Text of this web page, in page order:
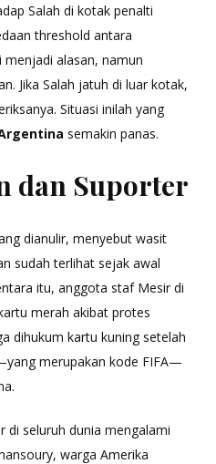
Salah di kotak penalti
threshold antara
menjadi alasan, namun
Jika Salah jatuh di luar kotak,
Situasi inilah yang
semakin panas.
dan Suporter
dianulir, menyebut wasit
sudah terlihat sejak awal
itu, anggota staf Mesir di
merah akibat protes
dihukum kartu kuning setelah
merupakan kode FIFA—
di seluruh dunia mengalami
warga Amerika